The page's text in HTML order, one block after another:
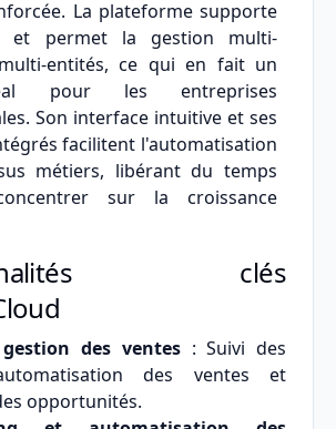
La plateforme supporte
et permet la gestion multi-
entités, ce qui en fait un
pour les entreprises
Son interface intuitive et ses
facilitent l'automatisation
métiers, libérant du temps
sur la croissance
clés
des ventes: Suivi des
des ventes et
opportunités.